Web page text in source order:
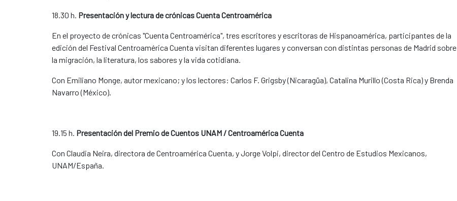
18.30 h. Presentación y lectura de crónicas Cuenta Centroamérica
En el proyecto de crónicas "Cuenta Centroamérica", tres escritores y escritoras de Hispanoamérica, participantes de la
edición del Festival Centroamérica Cuenta visitan diferentes lugares y conversan con distintas personas de Madrid sobre
la migración, la literatura, los sabores y la vida cotidiana.
Con Emiliano Monge, autor mexicano; y los lectores: Carlos F. Grigsby (Nicaragüa), Catalina Murillo (Costa Rica) y Brenda
Navarro (México).
19.15 h. Presentación del Premio de Cuentos UNAM / Centroamérica Cuenta
Con Claudia Neira, directora de Centroamérica Cuenta, y Jorge Volpi, director del Centro de Estudios Mexicanos,
UNAM/España.